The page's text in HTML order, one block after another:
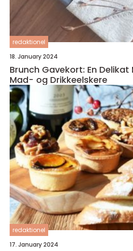
redaktionel
18. January 2024
Brunch Gavekort: En
Mad- og Drikkeelskere
redaktionel
17. January 2024